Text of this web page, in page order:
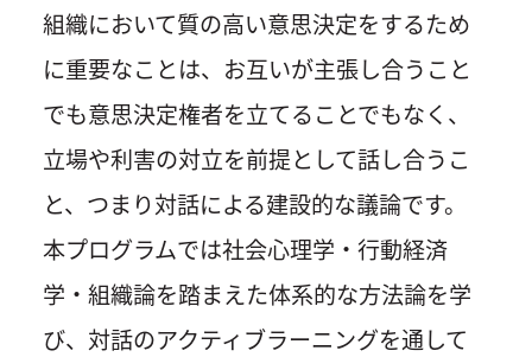
組織において質の高い意思決定をするため
に重要なことは、お互いが主張し合うこと
でも意思決定権者を立てることでもなく、
立場や利害の対立を前提として話し合うこ
と、つまり対話による建設的な議論です。
本プログラムでは社会心理学・行動経済
学・組織論を踏まえた体系的な方法論を学
び、対話のアクティブラーニングを通して